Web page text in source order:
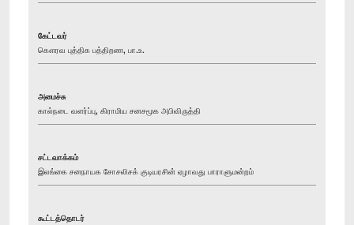
கேட்டவர்
கௌரவ புத்திக பத்திறண, பா.உ.
அமைச்சு
கால்நடை வளர்ப்பு, கிராமிய சனசமூக அபிவிருத்தி
சட்டவாக்கம்
இலங்கை சனநாயக சோசலிசக் குடியரசின் ஏழாவது பாராளுமன்றம்
கூட்டத்தொடர்